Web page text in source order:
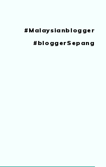
#bloggerSepang